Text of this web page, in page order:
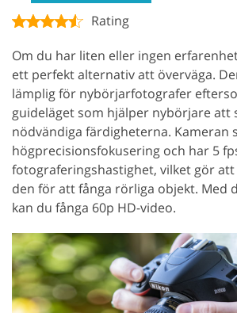
Rating
Om du har liten eller ingen
ett perfekt alternativ att överväga.
lämplig för nybörjarfotografer
guideläget som hjälper nybörjare att
nödvändiga färdigheterna. Kameran
högprecisionsfokusering och har 5
fotograferingshastighet, vilket gör att
den för att fånga rörliga objekt. Med
kan du fånga 60p HD-video.